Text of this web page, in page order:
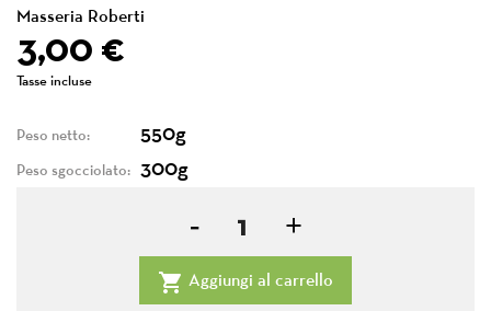
Masseria Roberti
3,00 €
Tasse incluse
Peso netto: 550g
Peso sgocciolato: 300g
 Aggiungi al carrello